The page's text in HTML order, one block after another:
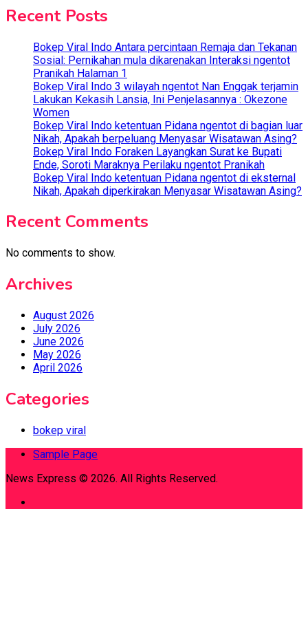
Recent Posts
Bokep Viral Indo Antara percintaan Remaja dan Tekanan
Sosial: Pernikahan mula dikarenakan Interaksi ngentot
Pranikah Halaman 1
Bokep Viral Indo 3 wilayah ngentot Nan Enggak terjamin
Lakukan Kekasih Lansia, Ini Penjelasannya : Okezone
Women
Bokep Viral Indo ketentuan Pidana ngentot di bagian luar
Nikah, Apakah berpeluang Menyasar Wisatawan Asing?
Bokep Viral Indo Foraken Layangkan Surat ke Bupati
Ende, Soroti Maraknya Perilaku ngentot Pranikah
Bokep Viral Indo ketentuan Pidana ngentot di eksternal
Nikah, Apakah diperkirakan Menyasar Wisatawan Asing?
Recent Comments
No comments to show.
Archives
August 2026
July 2026
June 2026
May 2026
April 2026
Categories
bokep viral
Sample Page
News Express © 2026. All Rights Reserved.